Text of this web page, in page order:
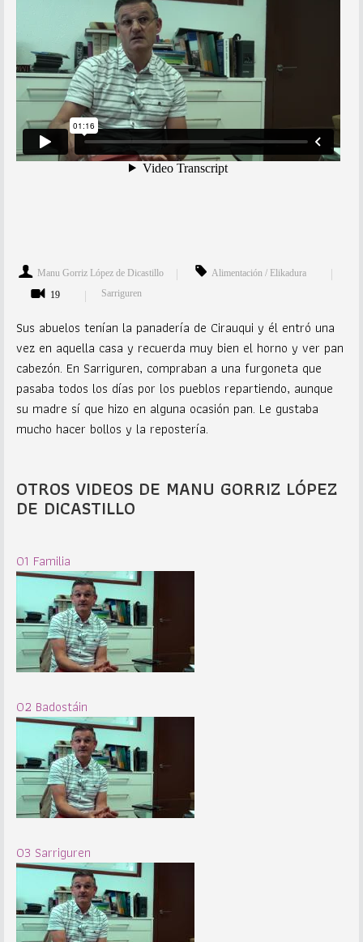
Manu Gorriz López de Dicastillo
Alimentación / Elikadura
19
Sarriguren
Sus abuelos tenían la panadería de Cirauqui y él entró una
vez en aquella casa y recuerda muy bien el horno y ver pan
cabezón. En Sarriguren, compraban a una furgoneta que
pasaba todos los días por los pueblos repartiendo, aunque
su madre sí que hizo en alguna ocasión pan. Le gustaba
mucho hacer bollos y la repostería.
OTROS VIDEOS DE MANU GORRIZ LÓPEZ
DE DICASTILLO
01 Familia
02 Badostáin
03 Sarriguren